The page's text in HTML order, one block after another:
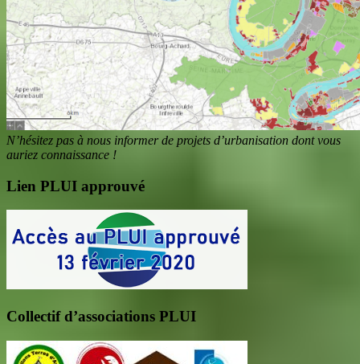
N’hésitez pas à nous informer de projets d’urbanisation dont vous
auriez connaissance !
Lien PLUI approuvé
Collectif d’associations PLUI